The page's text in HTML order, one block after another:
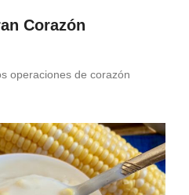
Corazón
operaciones de corazón